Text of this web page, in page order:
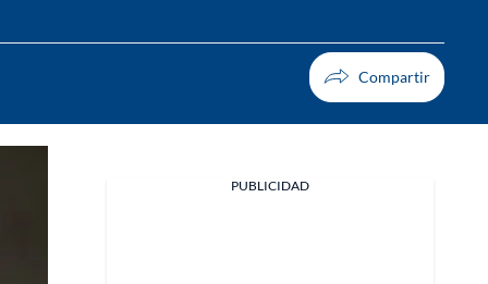
PUBLICIDAD